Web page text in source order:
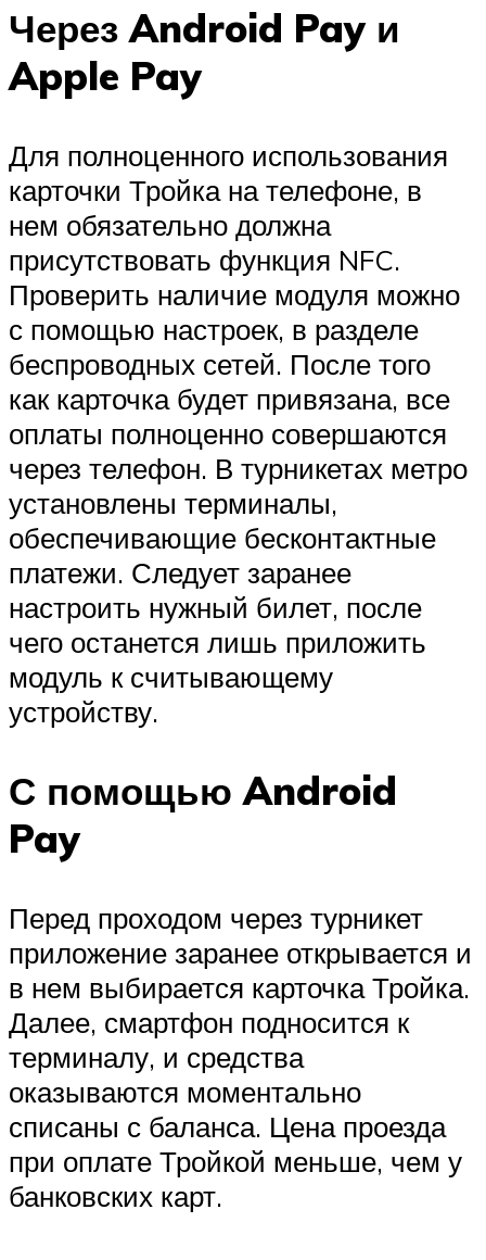
Через Android Pay и
Apple Pay
Для полноценного использования
карточки Тройка на телефоне, в
нем обязательно должна
присутствовать функция NFC.
Проверить наличие модуля можно
с помощью настроек, в разделе
беспроводных сетей. После того
как карточка будет привязана, все
оплаты полноценно совершаются
через телефон. В турникетах метро
установлены терминалы,
обеспечивающие бесконтактные
платежи. Следует заранее
настроить нужный билет, после
чего останется лишь приложить
модуль к считывающему
устройству.
С помощью Android
Pay
Перед проходом через турникет
приложение заранее открывается и
в нем выбирается карточка Тройка.
Далее, смартфон подносится к
терминалу, и средства
оказываются моментально
списаны с баланса. Цена проезда
при оплате Тройкой меньше, чем у
банковских карт.